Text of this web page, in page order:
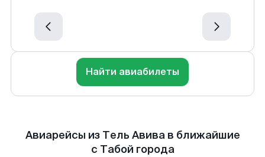
Найти авиабилеты
Авиарейсы из Тель Авива в ближайшие
с Табой города